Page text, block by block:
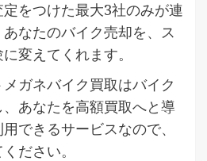
をつけた最大3社のみが連
なたのバイク売却を、ス
変えてくれます。
ガネバイク買取はバイク
あなたを高額買取へと導
できるサービスなので、
ださい。